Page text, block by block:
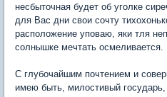
несбыточная будет об уголке
для Вас дни свои сочту
расположение уповаю, яки тля
солнышке мечтать осмеливается.
С глубочайшим почтением и
имею быть, милостивый государь,